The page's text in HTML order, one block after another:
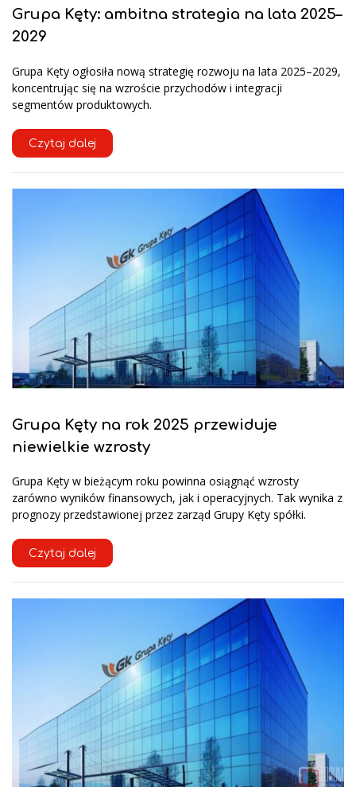
Grupa Kęty: ambitna strategia na lata 2025–
2029
Grupa Kęty ogłosiła nową strategię rozwoju na lata 2025–2029,
koncentrując się na wzroście przychodów i integracji
segmentów produktowych.
Czytaj dalej
Grupa Kęty na rok 2025 przewiduje
niewielkie wzrosty
Grupa Kęty w bieżącym roku powinna osiągnąć wzrosty
zarówno wyników finansowych, jak i operacyjnych. Tak wynika z
prognozy przedstawionej przez zarząd Grupy Kęty spółki.
Czytaj dalej